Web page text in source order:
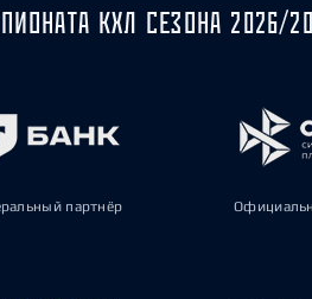
КХЛ СЕЗОНА 2026/
партнёр